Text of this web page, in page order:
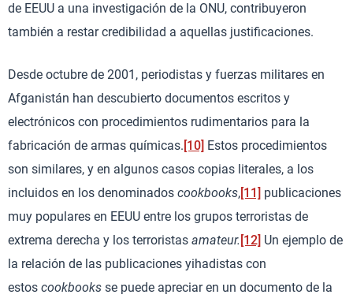
de EEUU a una investigación de la ONU, contribuyeron
también a restar credibilidad a aquellas justificaciones.
Desde octubre de 2001, periodistas y fuerzas militares en
Afganistán han descubierto documentos escritos y
electrónicos con procedimientos rudimentarios para la
fabricación de armas químicas. [10] Estos procedimientos
son similares, y en algunos casos copias literales, a los
incluidos en los denominados cookbooks,[11] publicaciones
muy populares en EEUU entre los grupos terroristas de
extrema derecha y los terroristas amateur. [12] Un ejemplo de
la relación de las publicaciones yihadistas con
estos cookbooks se puede apreciar en un documento de la